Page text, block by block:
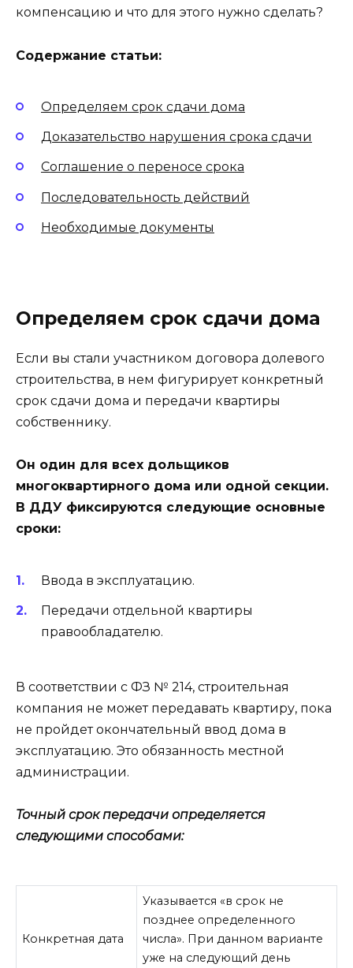
компенсацию и что для этого нужно сделать?
Содержание статьи:
Определяем срок сдачи дома
Доказательство нарушения срока сдачи
Соглашение о переносе срока
Последовательность действий
Необходимые документы
Определяем срок сдачи дома
Если вы стали участником договора долевого
строительства, в нем фигурирует конкретный
срок сдачи дома и передачи квартиры
собственнику.
Он один для всех дольщиков
многоквартирного дома или одной секции.
В ДДУ фиксируются следующие основные
сроки:
Ввода в эксплуатацию.
Передачи отдельной квартиры
правообладателю.
В соответствии с ФЗ № 214, строительная
компания не может передавать квартиру, пока
не пройдет окончательный ввод дома в
эксплуатацию. Это обязанность местной
администрации.
Точный срок передачи определяется
следующими способами:
Конкретная дата
Указывается «в срок не
позднее определенного
числа». При данном варианте
уже на следующий день